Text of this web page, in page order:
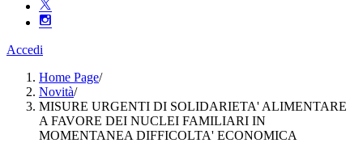
Accedi
Home Page/
Novità/
MISURE URGENTI DI SOLIDARIETA' ALIMENTARE
A FAVORE DEI NUCLEI FAMILIARI IN
MOMENTANEA DIFFICOLTA' ECONOMICA